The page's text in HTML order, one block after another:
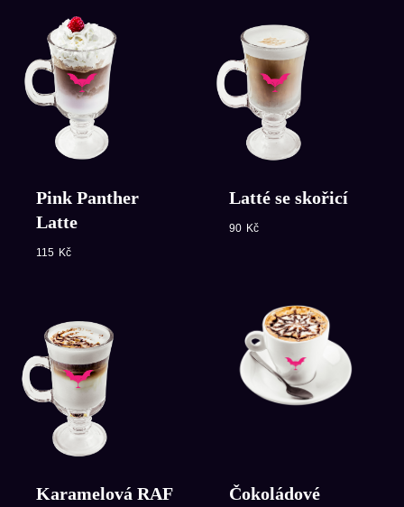
Pink Panther
Latte
115 Kč
Latté se skořicí
90 Kč
Karamelová RAF
Čokoládové
Pronájem
pojízdného baru
Zavolejte nám na +420 773 144 034
níže a my se vám ozveme.